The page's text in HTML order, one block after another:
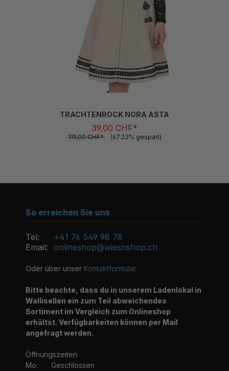
39,00 CHF*
119,00 CHF* (67.23% gespart)
So erreichen Sie uns
Tel:
+41 76 549 98 78
Email: onlineshop@wiesnshop.ch
Oder über unser Kontaktformular
Bitte beachte, dass du in unserem Ladenlokal in
Wallisellen ein zum Teil abweichendes
Sortiment im Vergleich zum Onlineshop
erhältst. Verfügbarkeiten können per Mail
angefragt werden.
Öffnungszeiten
Mo:
Geschlossen